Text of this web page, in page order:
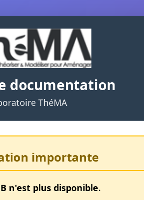
documentation
ThéMA
importante
n'est plus disponible.